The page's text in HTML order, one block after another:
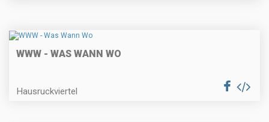
WWW - WAS WANN WO
Hausruckviertel